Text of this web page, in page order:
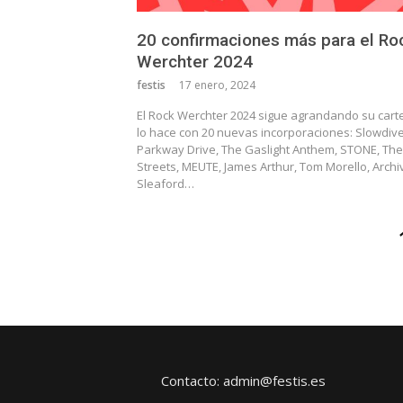
20 confirmaciones más para el
Werchter 2024
festis 17 enero, 2024
El Rock Werchter 2024 sigue agrandando su
lo hace con 20 nuevas incorporaciones:
Parkway Drive, The Gaslight Anthem, STONE, The
Streets, MEUTE, James Arthur, Tom Morello,
Sleaford…
Contacto: admin@festis.es